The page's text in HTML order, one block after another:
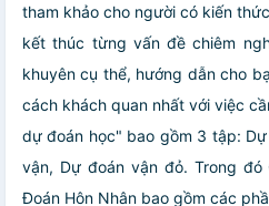
tham khảo cho người có kiến
kết thúc từng vấn đề chiêm
khuyên cụ thể, hướng dẫn cho
cách khách quan nhất với việc
dự đoán học" bao gồm 3 tập:
vận, Dự đoán vận đỏ. Trong
Đoán Hôn Nhân bao gồm các